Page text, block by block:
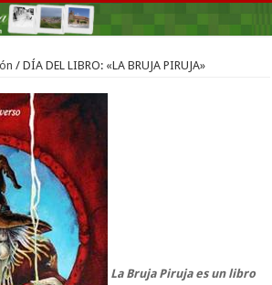
/ DÍA DEL LIBRO: «LA BRUJA PIRUJA»
La Bruja Piruja es un libro